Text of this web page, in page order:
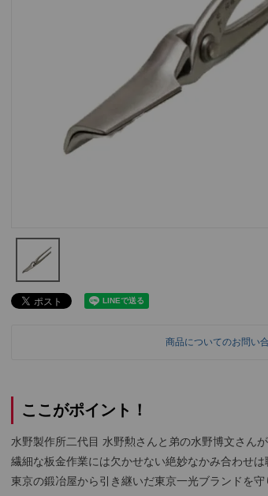
商品についてのお問い
ここがポイント！
水野製作所二代目 水野勲さんと弟の水野博文さんが
繊細な板金作業には欠かせない絶妙なかみ合わせは
東京の鍛冶屋から引き継いだ東京一光ブランドを守